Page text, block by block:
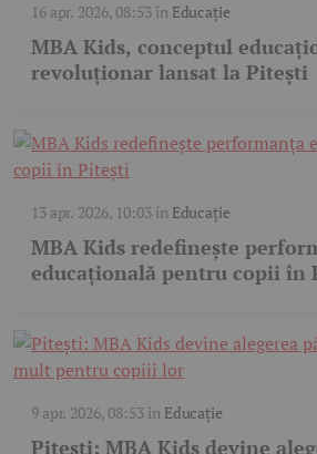
16 apr. 2026, 08:53în Educație
MBA Kids, conceptul
revoluționar lansat la Pitești
13 apr. 2026, 10:03în Educație
MBA Kids redefinește
educațională pentru copii în
9 apr. 2026, 08:53în Educație
Pitești: MBA Kids devine